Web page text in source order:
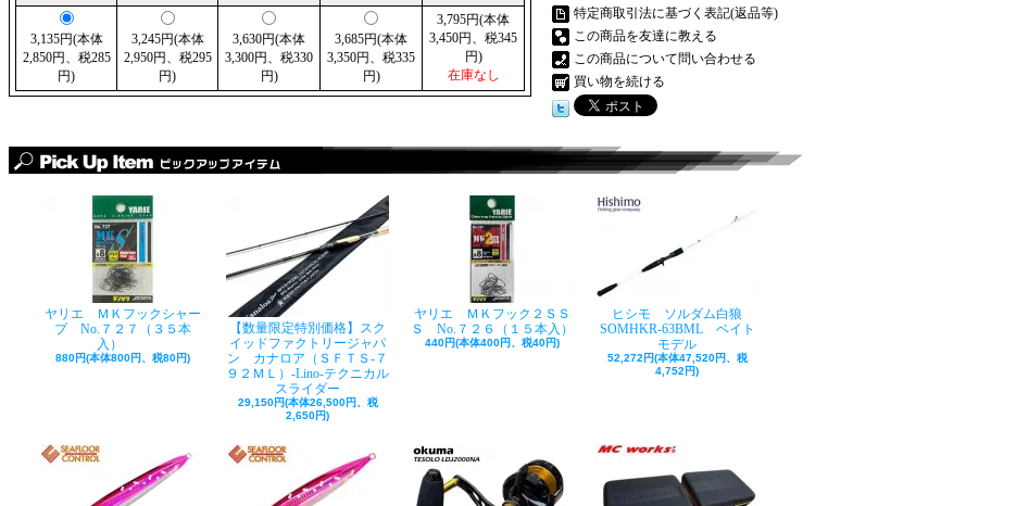
3,135円(本体
2,850円、税285
円)
3,245円(本体
2,950円、税295
円)
3,630円(本体
3,300円、税330
円)
3,685円(本体
3,350円、税335
円)
3,795円(本体
3,450円、税345
円)
在庫なし
特定商取引法に基づく表記(返品等)
この商品を友達に教える
この商品について問い合わせる
買い物を続ける
ヤリエ ＭＫフックシャー
プ No.７２７（３５本
入）
880円(本体800円、税80円)
【数量限定特別価格】スク
イッドファクトリージャパ
ン カナロア（ＳＦＴＳ-７
９２ＭＬ）-Lino-テクニカル
スライダー
29,150円(本体26,500円、税
2,650円)
ヤリエ ＭＫフック２ＳＳ
Ｓ No.７２６（１５本入）
440円(本体400円、税40円)
ヒシモ ソルダム白狼
SOMHKR-63BML ベイト
モデル
52,272円(本体47,520円、税
4,752円)